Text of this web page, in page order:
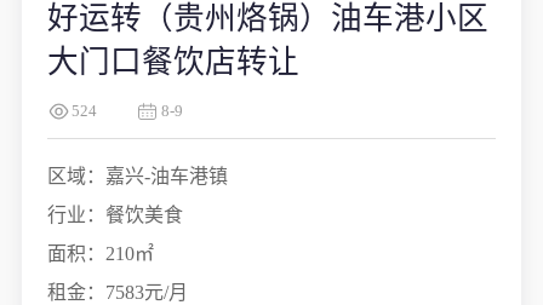
好运转（贵州烙锅）油车港小区
大门口餐饮店转让
524 8-9
区域：嘉兴-油车港镇
行业：餐饮美食
面积：210㎡
租金：7583元/月